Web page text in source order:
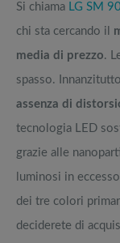
Si chiama LG SM
chi sta cercando il
media di prezzo.
spasso.
assenza di
tecnologia LED
grazie alle
luminosi in
dei tre colori
deciderete di